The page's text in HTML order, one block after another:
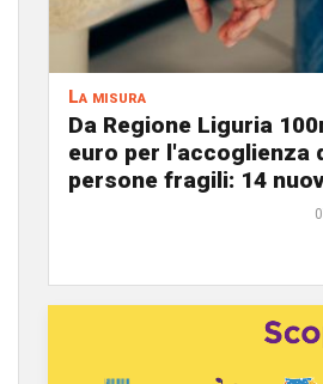
La misura
Da Regione Liguria
euro per l'accoglienza
persone fragili: 14